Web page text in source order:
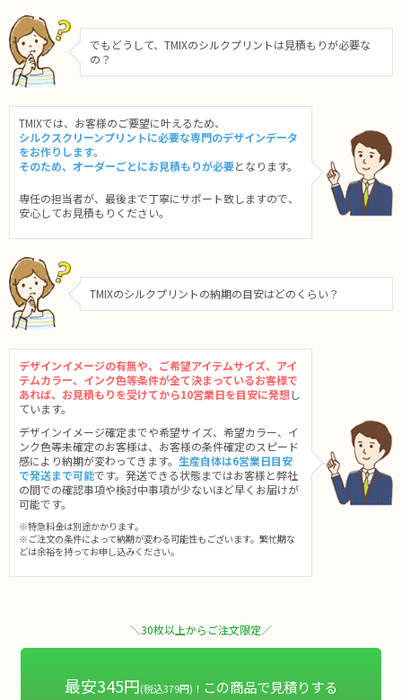
でもどうして、TMIXのシルクプリントは見積もりが必要な
の？
TMIXでは、お客様のご要望に叶えるため、
シルクスクリーンプリントに必要な専門のデザインデータ
をお作りします。
そのため、オーダーごとにお見積もりが必要となります。
専任の担当者が、最後まで丁寧にサポート致しますので、
安心してお見積もりください。
TMIXのシルクプリントの納期の目安はどのくらい？
デザインイメージの有無や、ご希望アイテムサイズ、アイ
テムカラー、インク色等条件が全て決まっているお客様で
あれば、お見積もりを受けてから10営業日を目安に発想 し
ています。
デザインイメージ確定までや希望サイズ、希望カラー、イ
ンク色等未確定のお客様は、お客様の条件確定のスピード
感により納期が変わってきます。 生産自体は6営業日目安
で発送まで可能です。発送できる状態まではお客様と弊社
の間での確認事項や検討中事項が少ないほど早くお届けが
可能です。
※特急料金は別途かかります。
※ご注文の条件によって納期が変わる可能性もございます。繁忙期な
どは余裕を持ってお申し込みください。
＼30枚以上からご注文限定／
最安345円(税込379円)！ この商品で見積りする